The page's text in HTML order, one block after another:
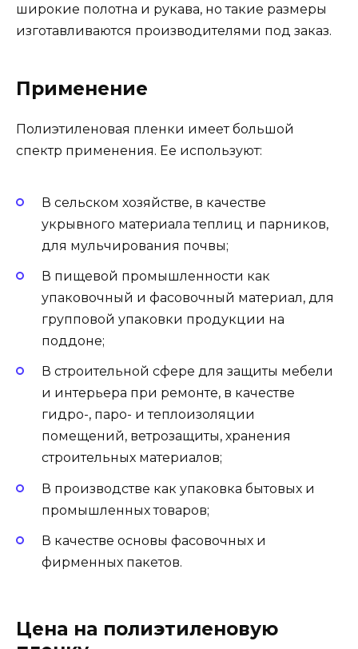
широкие полотна и рукава, но такие размеры
изготавливаются производителями под заказ.
Применение
Полиэтиленовая пленки имеет большой
спектр применения. Ее используют:
В сельском хозяйстве, в качестве
укрывного материала теплиц и парников,
для мульчирования почвы;
В пищевой промышленности как
упаковочный и фасовочный материал, для
групповой упаковки продукции на
поддоне;
В строительной сфере для защиты мебели
и интерьера при ремонте, в качестве
гидро-, паро- и теплоизоляции
помещений, ветрозащиты, хранения
строительных материалов;
В производстве как упаковка бытовых и
промышленных товаров;
В качестве основы фасовочных и
фирменных пакетов.
Цена на полиэтиленовую